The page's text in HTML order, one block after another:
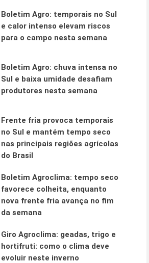
Boletim Agro: temporais no Sul
e calor intenso elevam riscos
para o campo nesta semana
Boletim Agro: chuva intensa no
Sul e baixa umidade desafiam
produtores nesta semana
Frente fria provoca temporais
no Sul e mantém tempo seco
nas principais regiões agrícolas
do Brasil
Boletim Agroclima: tempo seco
favorece colheita, enquanto
nova frente fria avança no fim
da semana
Giro Agroclima: geadas, trigo e
hortifruti: como o clima deve
evoluir neste inverno